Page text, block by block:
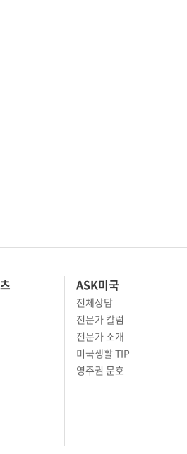
ASK미국
전체상담
전문가 칼럼
전문가 소개
미국생활 TIP
영주권 문호